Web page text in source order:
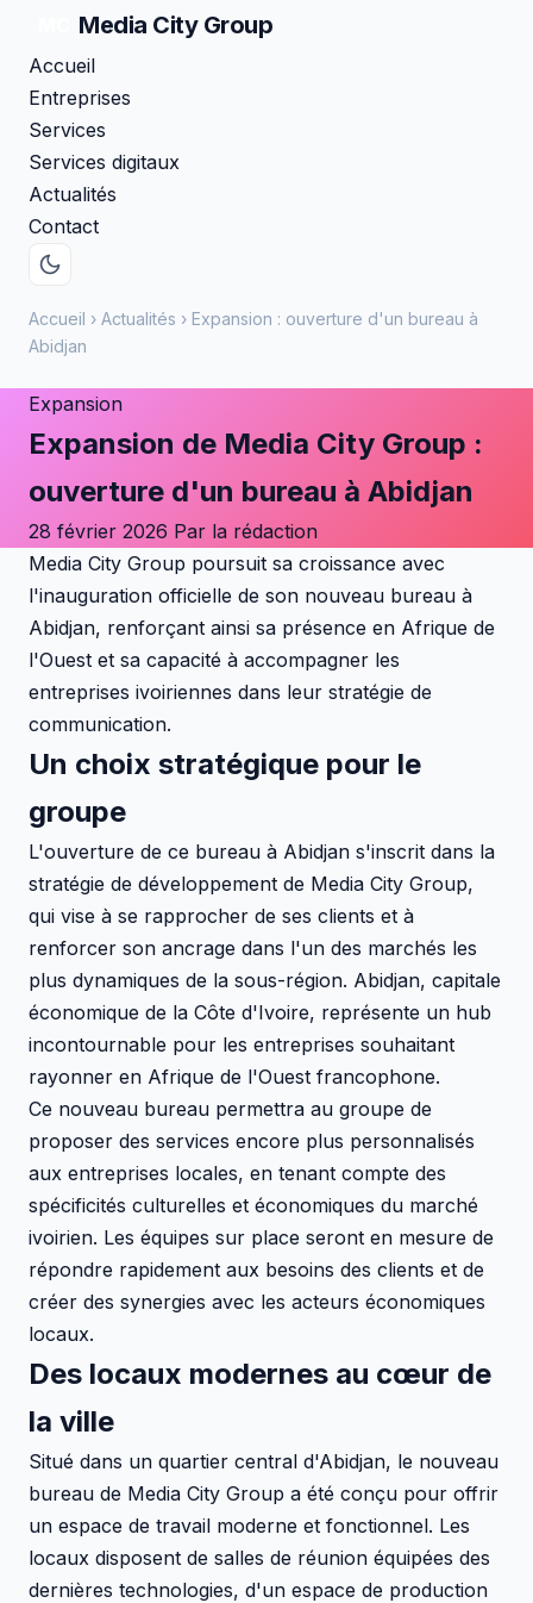
Media City Group
Accueil
Entreprises
Services
Services digitaux
Actualités
Contact
Accueil › Actualités › Expansion : ouverture d'un bureau à
Abidjan
Expansion
Expansion de Media City Group :
ouverture d'un bureau à Abidjan
28 février 2026 Par la rédaction
Media City Group poursuit sa croissance avec
l'inauguration officielle de son nouveau bureau à
Abidjan, renforçant ainsi sa présence en Afrique de
l'Ouest et sa capacité à accompagner les
entreprises ivoiriennes dans leur stratégie de
communication.
Un choix stratégique pour le
groupe
L'ouverture de ce bureau à Abidjan s'inscrit dans la
stratégie de développement de Media City Group,
qui vise à se rapprocher de ses clients et à
renforcer son ancrage dans l'un des marchés les
plus dynamiques de la sous-région. Abidjan, capitale
économique de la Côte d'Ivoire, représente un hub
incontournable pour les entreprises souhaitant
rayonner en Afrique de l'Ouest francophone.
Ce nouveau bureau permettra au groupe de
proposer des services encore plus personnalisés
aux entreprises locales, en tenant compte des
spécificités culturelles et économiques du marché
ivoirien. Les équipes sur place seront en mesure de
répondre rapidement aux besoins des clients et de
créer des synergies avec les acteurs économiques
locaux.
Des locaux modernes au cœur de
la ville
Situé dans un quartier central d'Abidjan, le nouveau
bureau de Media City Group a été conçu pour offrir
un espace de travail moderne et fonctionnel. Les
locaux disposent de salles de réunion équipées des
dernières technologies, d'un espace de production